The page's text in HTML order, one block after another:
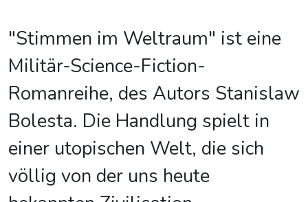
"Stimmen im Weltraum" ist eine
Militär-Science-Fiction-
Romanreihe, des Autors Stanislaw
Bolesta. Die Handlung spielt in
einer utopischen Welt, die sich
völlig von der uns heute